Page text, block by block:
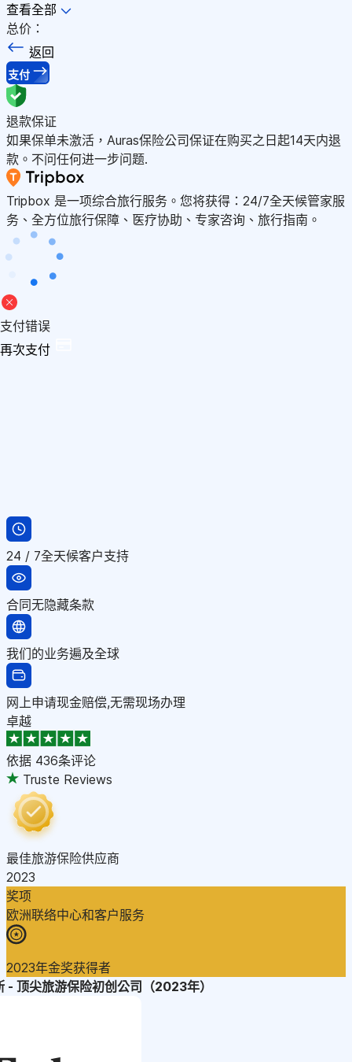
查看全部
总价：
返回
支付
退款保证
如果保单未激活，Auras保险公司保证在购买之日起14天内退
款。不问任何进一步问题.
Tripbox 是一项综合旅行服务。您将获得：24/7全天候管家服
务、全方位旅行保障、医疗协助、专家咨询、旅行指南。
支付错误
再次支付
24 / 7全天候客户支持
合同无隐藏条款
我们的业务遍及全球
网上申请现金赔偿,无需现场办理
卓越
依据 436条评论
Truste Reviews
最佳旅游保险供应商
2023
奖项
欧洲联络中心和客户服务
2023年金奖获得者
- 顶尖旅游保险初创公司（2023年）